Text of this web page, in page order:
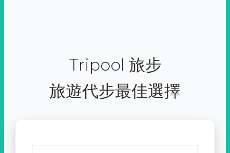
Tripool 旅步
旅遊代步最佳選擇